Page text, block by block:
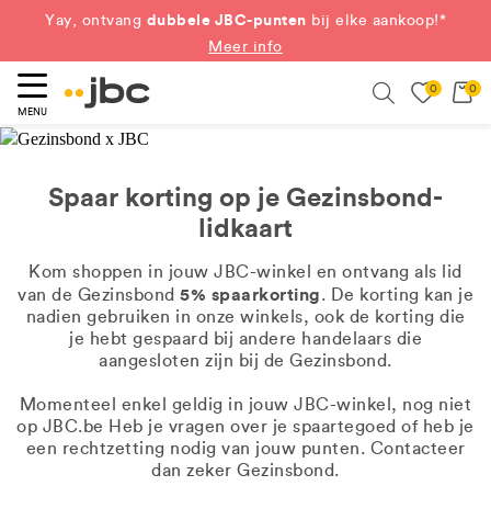
Yay, ontvang dubbele JBC-punten bij elke aankoop!*
Meer info
MENU
0 0
Spaar korting op je Gezinsbond-
lidkaart
Kom shoppen in jouw JBC-winkel en ontvang als lid
van de Gezinsbond 5% spaarkorting. De korting kan je
nadien gebruiken in onze winkels, ook de korting die
je hebt gespaard bij andere handelaars die
aangesloten zijn bij de Gezinsbond.
Momenteel enkel geldig in jouw JBC-winkel, nog niet
op JBC.be Heb je vragen over je spaartegoed of heb je
een rechtzetting nodig van jouw punten. Contacteer
dan zeker Gezinsbond.